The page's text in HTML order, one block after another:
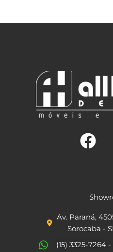
c
e
b
o
Av. Paraná,
Sorocaba -
(15) 3325-7264